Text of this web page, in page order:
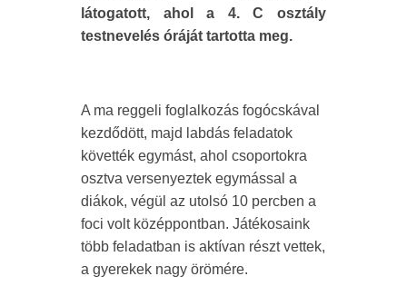
látogatott, ahol a 4. C osztály
testnevelés óráját tartotta meg.
A ma reggeli foglalkozás fogócskával
kezdődött, majd labdás feladatok
követték egymást, ahol csoportokra
osztva versenyeztek egymással a
diákok, végül az utolsó 10 percben a
foci volt középpontban. Játékosaink
több feladatban is aktívan részt vettek,
a gyerekek nagy örömére.